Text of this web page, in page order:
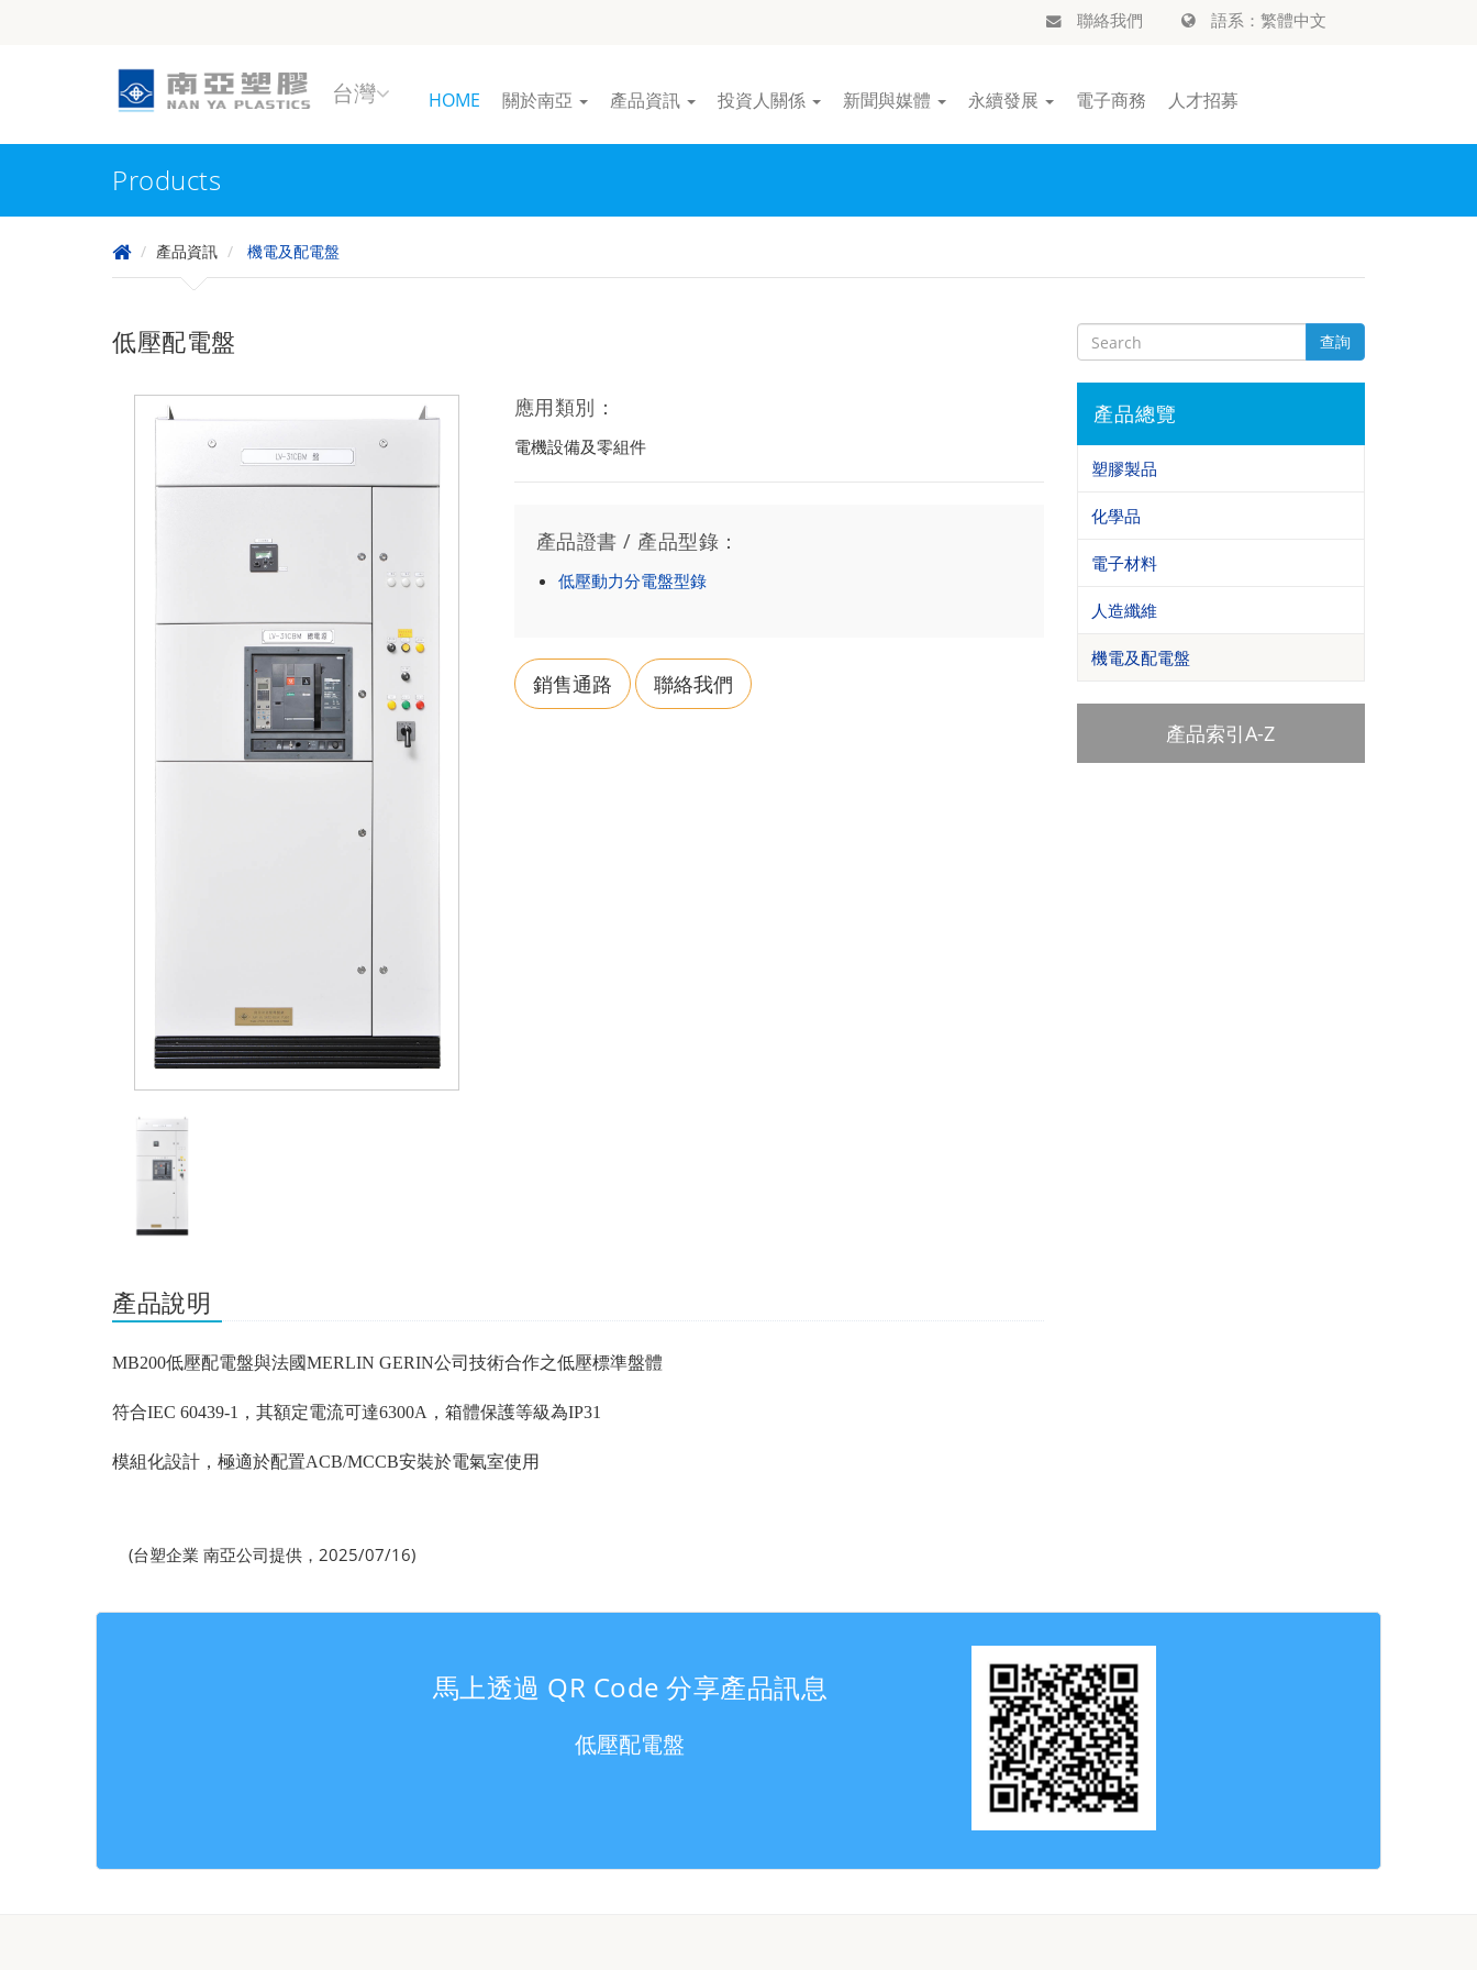
聯絡我們 語系：繁體中文
台灣 HOME 關於南亞 產品資訊 投資人關係 新聞與媒體 永續發展 電子商務 人才招募
Products
產品資訊 機電及配電盤
低壓配電盤
應用類別：
電機設備及零組件
產品證書 / 產品型錄：
低壓動力分電盤型錄
銷售通路 聯絡我們
產品說明
MB200低壓配電盤與法國MERLIN GERIN公司技術合作之低壓標準盤體
符合IEC 60439-1 ，其額定電流可達6300A ，箱體保護等級為IP31
模組化設計，極適於配置ACB/MCCB安裝於電氣室使用
(台塑企業 南亞公司提供，2025/07/16)
查詢
產品總覽
塑膠製品
化學品
電子材料
人造纖維
機電及配電盤
產品索引A-Z
馬上透過 QR Code 分享產品訊息
低壓配電盤